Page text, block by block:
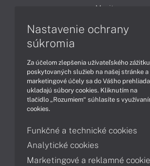
Monitory
Technológie
Videá
Obsah
Možnosti
Podpora a servis
Servisné služby
Nastavenie ochrany
súkromia
Za účelom zlepšenia užívateľského
poskytovaných služieb na našej stránke a
marketingové účely sa do Vášho
ukladajú súbory cookies. Kliknutím na
tlačidlo „Rozumiem“ súhlasíte s
cookies.
Funkčné a technické cookies
Analytické cookies
Marketingové a reklamné